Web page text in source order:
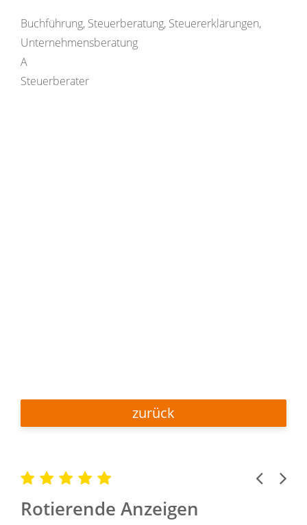
Buchführung, Steuerberatung, Steuererklärungen,
Unternehmensberatung
A
Steuerberater
zurück
Rotierende Anzeigen
Previous
Next